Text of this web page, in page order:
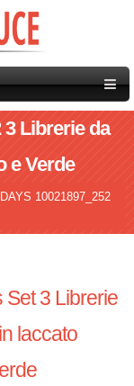
3 Librerie da
e Verde
10021897_252
Set 3 Librerie
laccato